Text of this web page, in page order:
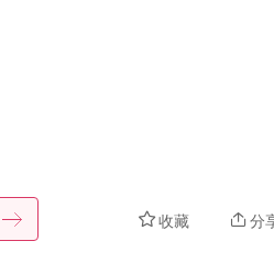
收藏 分